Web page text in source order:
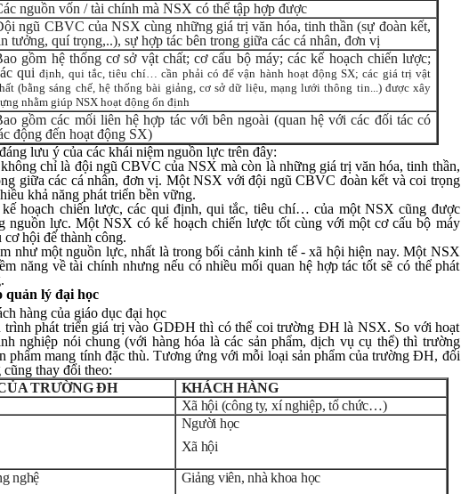
nguồn vốn / tài chính mà NSX có thể tập hợp được
ngũ CBVC của NSX cùng những giá trị văn hóa, tinh thần (sự đoàn kết,
tưởng, quí trọng,..), sự hợp tác bên trong giữa các cá nhân, đơn vị
gồm hệ thống cơ sở vật chất; cơ cấu bộ máy; các kế hoạch chiến lược;
quiđịnh, qui tắc, tiêu chí… cần phải có để vận hành hoạt động SX; các giá trị vật
(bằng sáng chế, hệ thống bài giảng, cơ sở dữ liệu, mạng lưới thông tin...) được xây
nhằm giúp NSX hoạt động ổn định
gồm các mối liên hệ hợp tác với bên ngoài (quan hệ với các đối tác có
động đến hoạt động SX)
lưu ý của các khái niệm nguồn lực trên đây:
chỉ là đội ngũ CBVC của NSX mà còn là những giá trị văn hóa, tinh thần,
giữa các cá nhân, đơn vị. Một NSX với đội ngũ CBVC đoàn kết và coi trọng
khả năng phát triển bền vững.
kế hoạch chiến lược, các qui định, qui tắc, tiêu chí… của một NSX cũng được
nguồn lực. Một NSX có kế hoạch chiến lược tốt cùng với một cơ cấu bộ máy
hội để thành công.
như một nguồn lực, nhất là trong bối cảnh kinh tế - xã hội hiện nay. Một NSX
năng về tài chính nhưng nếu có nhiều mối quan hệ hợp tác tốt sẽ có thể phát
quản lý đại học
hàng của giáo dục đại học
trình phát triển giá trị vào GDĐH thì có thể coi trường ĐH là NSX. So với hoạt
nghiệp nói chung (với hàng hóa là các sản phẩm, dịch vụ cụ thể) thì trường
phẩm mang tính đặc thù. Tương ứng với mỗi loại sản phẩm của trường ĐH, đối
thay đổi theo:
TRƯỜNG ĐH
KHÁCH HÀNG
Xã hội (công ty, xí nghiệp, tổ chức…)
Người học
Xã hội
nghệ
Giảng viên, nhà khoa học